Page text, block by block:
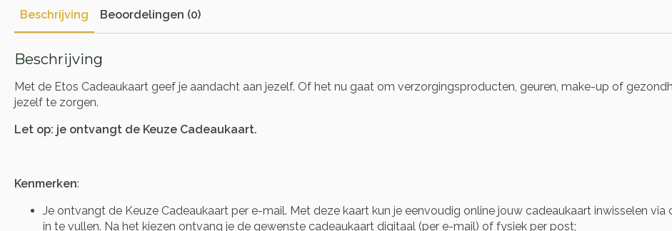
Beschrijving Beoordelingen (0)
Beschrijving
Met de Etos Cadeaukaart geef je aandacht aan jezelf. Of het nu gaat om verzorgingsproducten, geuren, make-up of
jezelf te zorgen.
Let op: je ontvangt de Keuze Cadeaukaart.
Kenmerken:
Je ontvangt de Keuze Cadeaukaart per e-mail. Met deze kaart kun je eenvoudig online jouw cadeaukaart inwisselen
in te vullen. Na het kiezen ontvang je de gewenste cadeaukaart digitaal (per e-mail) of fysiek per post;